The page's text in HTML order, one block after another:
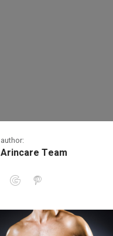
author:
Arincare Team